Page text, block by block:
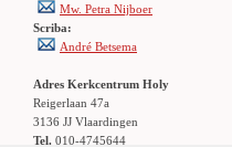
Mw. Petra Nijboer
Scriba:
André Betsema
Adres Kerkcentrum Holy
Reigerlaan 47a
3136 JJ Vlaardingen
Tel. 010-4745644